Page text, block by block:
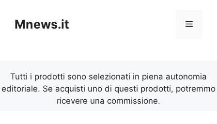
contenuto
Mnews.it Menu
Tutti i prodotti sono selezionati in piena autonomia
editoriale. Se acquisti uno di questi prodotti, potremmo
ricevere una commissione.